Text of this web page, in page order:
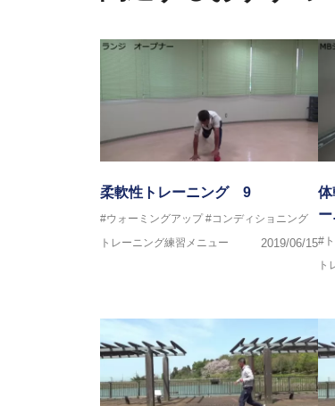
丹原高校野球部
東温高校野球部
松山西中等教育学校
南宇和高校野球部
八幡浜工業野球部
IPU環太平洋大学短
●資格●
日本スポーツ協会公
柔軟性トレーニング 9
#ウォーミングアップ #コンディショニング
トレーニング練習メニュー
2019/06/15
体
#
ト